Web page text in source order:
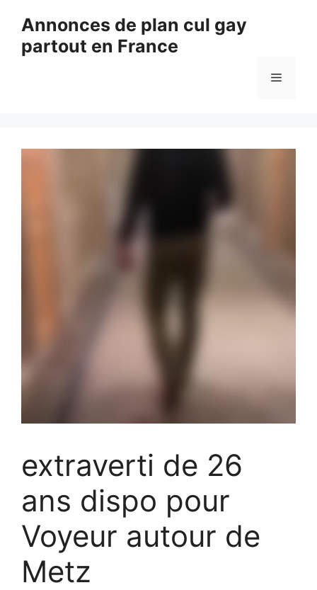
contenu
Annonces de plan cul gay
partout en France
Menu
extraverti de 26
ans dispo pour
Voyeur autour de
Metz